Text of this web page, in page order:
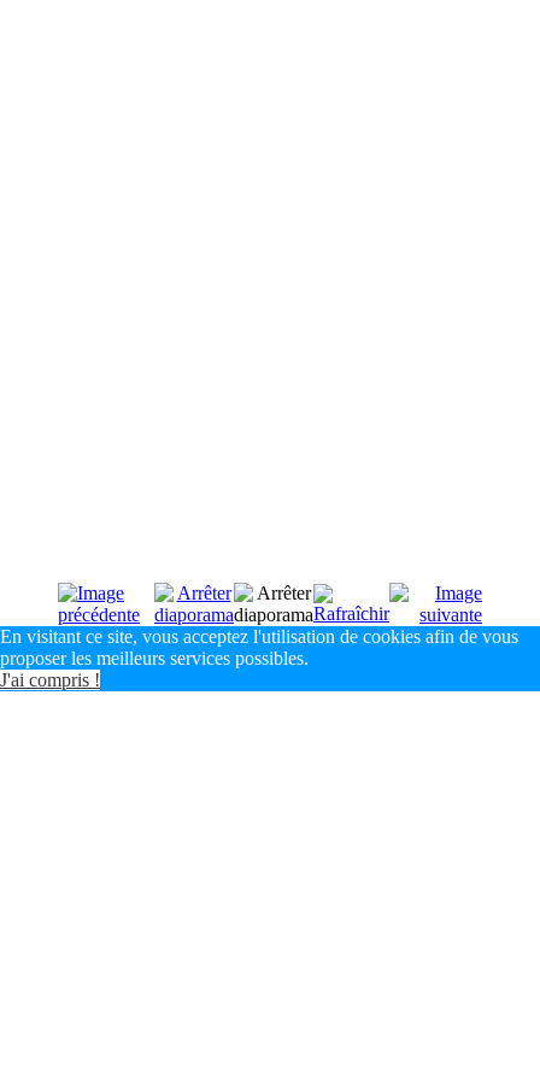
En visitant ce site, vous acceptez l'utilisation de cookies afin de vous
proposer les meilleurs services possibles.
J'ai compris !